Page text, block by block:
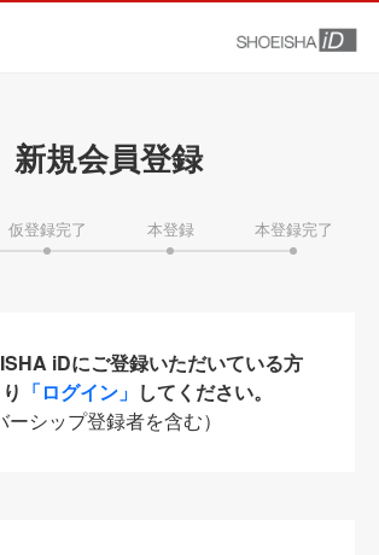
新規会員登録
仮登録完了 本登録 本登録完了
iDにご登録いただいている方
「ログイン」 してください。
ーシップ登録者を含む）